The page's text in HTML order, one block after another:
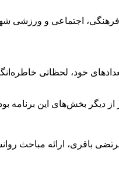
اجتماعی و ورزشی
خود، لحظاتی
از دیگر بخش‌های این
باقری، ارائه مباحث